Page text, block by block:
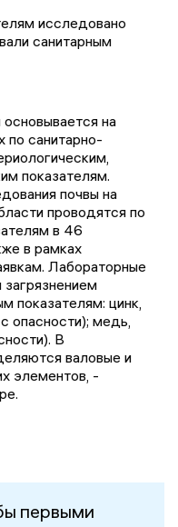
исследовано
санитарным
на
по санитарно-
показателям.
почвы на
проводятся по
в 46
в рамках
Лабораторные
показателям: цинк,
опасности); медь,
В
валовые и
элементов, -
первыми